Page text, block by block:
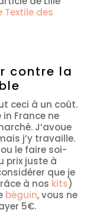
Textile des
contre la
ceci à un coût.
in France ne
J’avoue
j’y travaille.
le faire soi-
prix juste à
que je
à nos kits)
béguin, vous ne
5€.